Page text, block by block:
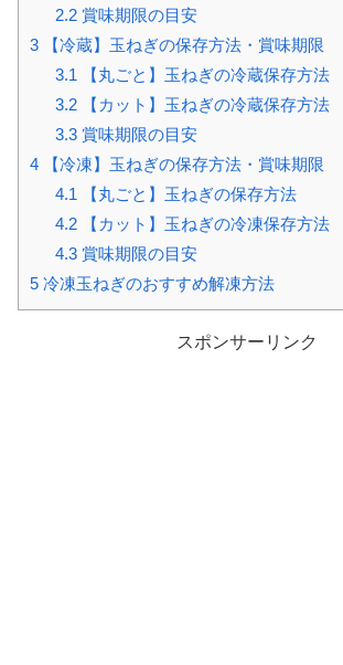
2.2賞味期限の目安
3 【冷蔵】玉ねぎの保存方法・賞味期限
3.1 【丸ごと】玉ねぎの冷蔵保存方法
3.2【カット】玉ねぎの冷蔵保存方法
3.3賞味期限の目安
4 【冷凍】玉ねぎの保存方法・賞味期限
4.1 【丸ごと】玉ねぎの保存方法
4.2【カット】玉ねぎの冷凍保存方法
4.3賞味期限の目安
5 冷凍玉ねぎのおすすめ解凍方法
スポンサーリンク